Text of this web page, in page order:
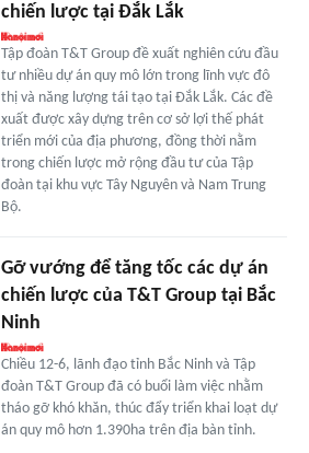
chiến lược tại Đắk Lắk
Tập đoàn T&T Group đề xuất nghiên cứu đầu
tư nhiều dự án quy mô lớn trong lĩnh vực đô
thị và năng lượng tái tạo tại Đắk Lắk. Các đề
xuất được xây dựng trên cơ sở lợi thế phát
triển mới của địa phương, đồng thời nằm
trong chiến lược mở rộng đầu tư của Tập
đoàn tại khu vực Tây Nguyên và Nam Trung
Bộ.
Gỡ vướng để tăng tốc các dự án
chiến lược của T&T Group tại Bắc
Ninh
Chiều 12-6, lãnh đạo tỉnh Bắc Ninh và Tập
đoàn T&T Group đã có buổi làm việc nhằm
tháo gỡ khó khăn, thúc đẩy triển khai loạt dự
án quy mô hơn 1.390ha trên địa bàn tỉnh.